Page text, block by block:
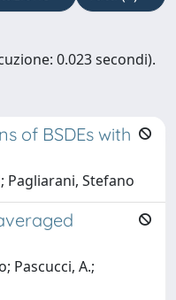
0.023 secondi).
of BSDEs with
Pagliarani, Stefano
Pascucci, A.;